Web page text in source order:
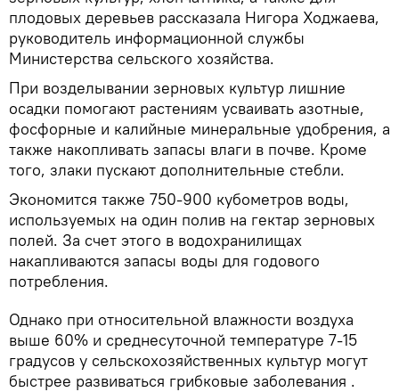
плодовых деревьев рассказала Нигора Ходжаева,
руководитель информационной службы
Министерства сельского хозяйства.
При возделывании зерновых культур лишние
осадки помогают растениям усваивать азотные,
фосфорные и калийные минеральные удобрения, а
также накопливать запасы влаги в почве. Кроме
того, злаки пускают дополнительные стебли.
Экономится также 750-900 кубометров воды,
используемых на один полив на гектар зерновых
полей. За счет этого в водохранилищах
накапливаются запасы воды для годового
потребления.
Однако при относительной влажности воздуха
выше 60% и среднесуточной температуре 7-15
градусов у сельскохозяйственных культур могут
быстрее развиваться грибковые заболевания .